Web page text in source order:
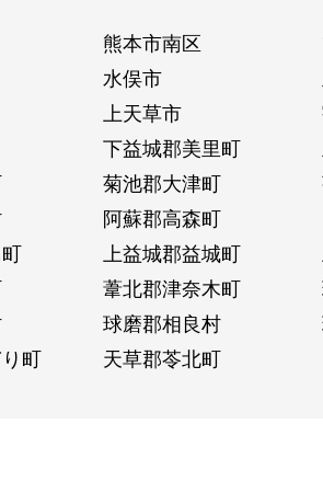
熊本市南区
水俣市
上天草市
下益城郡美里町
菊池郡大津町
阿蘇郡高森町
上益城郡益城町
葦北郡津奈木町
球磨郡相良村
町 天草郡苓北町